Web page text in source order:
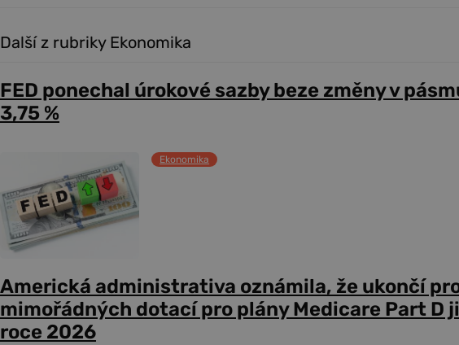
Další z rubriky Ekonomika
FED ponechal úrokové sazby beze změny v
3,75 %
Ekonomika
Americká administrativa oznámila, že ukončí
mimořádných dotací pro plány Medicare Part D
roce 2026